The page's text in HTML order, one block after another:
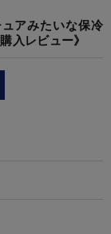
アみたいな保冷
入レビュー》